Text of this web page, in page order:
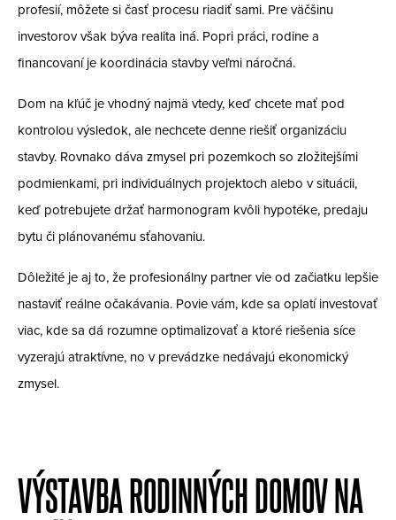
profesií, môžete si časť procesu riadiť sami. Pre väčšinu
investorov však býva realita iná. Popri práci, rodine a
financovaní je koordinácia stavby veľmi náročná.
Dom na kľúč je vhodný najmä vtedy, keď chcete mať pod
kontrolou výsledok, ale nechcete denne riešiť organizáciu
stavby. Rovnako dáva zmysel pri pozemkoch so zložitejšími
podmienkami, pri individuálnych projektoch alebo v situácii,
keď potrebujete držať harmonogram kvôli hypotéke, predaju
bytu či plánovanému sťahovaniu.
Dôležité je aj to, že profesionálny partner vie od začiatku lepšie
nastaviť reálne očakávania. Povie vám, kde sa oplatí investovať
viac, kde sa dá rozumne optimalizovať a ktoré riešenia síce
vyzerajú atraktívne, no v prevádzke nedávajú ekonomický
zmysel.
VÝSTAVBA RODINNÝCH DOMOV NA